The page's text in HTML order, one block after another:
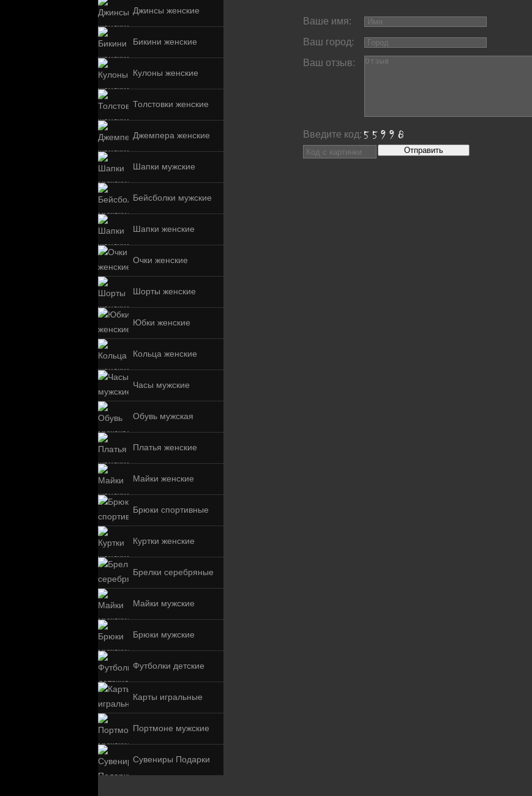
Джинсы женские
Бикини женские
Кулоны женские
Толстовки женские
Джемпера женские
Шапки мужские
Бейсболки мужские
Шапки женские
Очки женские
Шорты женские
Юбки женские
Кольца женские
Часы мужские
Обувь мужская
Платья женские
Майки женские
Брюки спортивные
Куртки женские
Брелки серебряные
Майки мужские
Брюки мужские
Футболки детские
Карты игральные
Портмоне мужские
Сувениры Подарки
Ваше имя:
Ваш город:
Ваш отзыв:
Введите код: